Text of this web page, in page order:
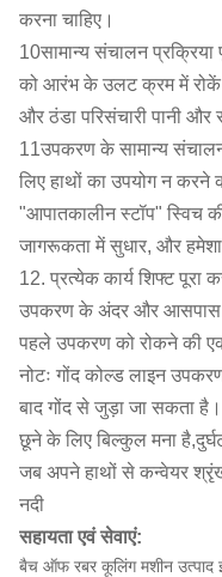
करना चाहिए।
10सामान्य संचालन
को आरंभ के उलट क्रम में
और ठंडा परिसंचारी पानी
11उपकरण के सामान्य
लिए हाथों का उपयोग न
"आपातकालीन स्टॉप" स्विच
जागरूकता में सुधार, और
12. प्रत्येक कार्य शिफ्ट
उपकरण के अंदर और आसपास
पहले उपकरण को रोकने की
नोटः गोंद कोल्ड लाइन
बाद गोंद से जुड़ा जा सकता
छूने के लिए बिल्कुल मना
जब अपने हाथों से कन्वेयर
नदी
सहायता एवं सेवाएं:
बैच ऑफ रबर कूलिंग मशीन उत्पाद